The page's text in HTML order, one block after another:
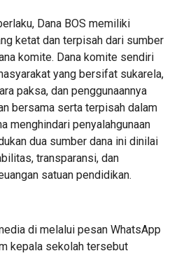
Dana BOS memiliki
ketat dan terpisah dari sumber
komite. Dana komite sendiri
yang bersifat sukarela,
paksa, dan penggunaannya
bersama serta terpisah dalam
menghindari penyalahgunaan
dua sumber dana ini dinilai
transparansi, dan
satuan pendidikan.
di melalui pesan WhatsApp
kepala sekolah tersebut